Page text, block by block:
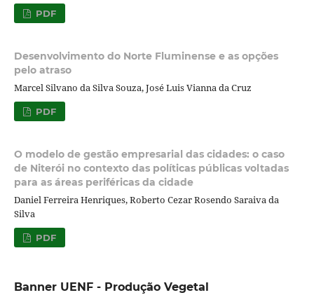
PDF
Desenvolvimento do Norte Fluminense e as opções
pelo atraso
Marcel Silvano da Silva Souza, José Luis Vianna da Cruz
PDF
O modelo de gestão empresarial das cidades: o caso
de Niterói no contexto das políticas públicas voltadas
para as áreas periféricas da cidade
Daniel Ferreira Henriques, Roberto Cezar Rosendo Saraiva da
Silva
PDF
Banner UENF - Produção Vegetal